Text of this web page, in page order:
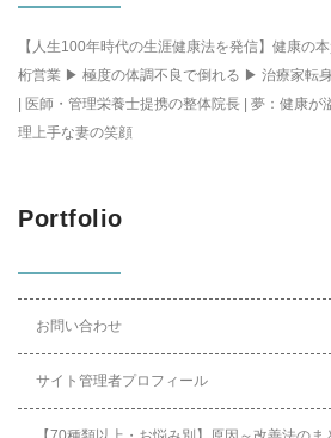
【人生100年時代の生涯健康法を発信】健康の
桁営業 ▶ 極度の体調不良で倒れる ▶ 治療家転
| 医師・管理栄養士提携の整体院長 | 夢：健康
理上手な妻の笑顔
Portfolio
お問い合わせ
サイト管理者プロフィール